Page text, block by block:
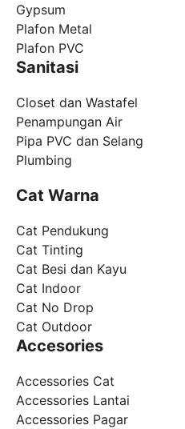
Gypsum
Plafon Metal
Plafon PVC
Sanitasi
Closet dan Wastafel
Penampungan Air
Pipa PVC dan Selang
Plumbing
Cat Warna
Cat Pendukung
Cat Tinting
Cat Besi dan Kayu
Cat Indoor
Cat No Drop
Cat Outdoor
Accesories
Accessories Cat
Accessories Lantai
Accessories Pagar